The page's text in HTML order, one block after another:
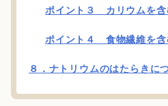
ポイント３ カリウムを含
ポイント４ 食物繊維を含
８．ナトリウムのはたらきに